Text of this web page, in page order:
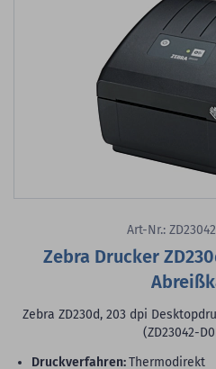
Art-Nr.:
Zebra Drucker
Zebra ZD230d, 203 dpi
(ZD23042-
Druckverfahren:Thermodirekt